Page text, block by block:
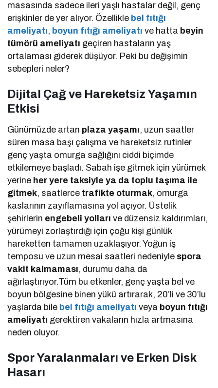
masasında sadece ileri yaşlı hastalar değil, genç
erişkinler de yer alıyor. Özellikle bel fıtığı
ameliyatı, boyun fıtığı ameliyatı ve hatta beyin
tümörü ameliyatı geçiren hastaların yaş
ortalaması giderek düşüyor. Peki bu değişimin
sebepleri neler?
Dijital Çağ ve Hareketsiz Yaşamın
Etkisi
Günümüzde artan plaza yaşamı, uzun saatler
süren masa başı çalışma ve hareketsiz rutinler
genç yaşta omurga sağlığını ciddi biçimde
etkilemeye başladı. Sabah işe gitmek için yürümek
yerine her yere taksiyle ya da toplu taşıma ile
gitmek, saatlerce trafikte oturmak, omurga
kaslarının zayıflamasına yol açıyor. Üstelik
şehirlerin engebeli yolları ve düzensiz kaldırımları,
yürümeyi zorlaştırdığı için çoğu kişi günlük
hareketten tamamen uzaklaşıyor. Yoğun iş
temposu ve uzun mesai saatleri nedeniyle spora
vakit kalmaması, durumu daha da
ağırlaştırıyor.Tüm bu etkenler, genç yaşta bel ve
boyun bölgesine binen yükü artırarak, 20’li ve 30’lu
yaşlarda bile bel fıtığı ameliyatı veya boyun fıtığı
ameliyatı gerektiren vakaların hızla artmasına
neden oluyor.
Spor Yaralanmaları ve Erken Disk
Hasarı